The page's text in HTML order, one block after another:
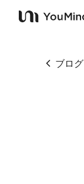
YouMind
ブログ